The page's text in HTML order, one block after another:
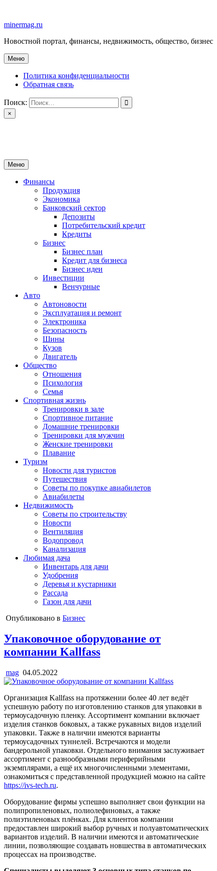
содержимому
minermag.ru
Новостной портал, финансы, недвижимость, общество, бизнес
Меню
Политика конфиденциальности
Обратная связь
Поиск:
×
Меню
Финансы
Продукция
Экономика
Банковский сектор
Депозиты
Потребительский кредит
Кредиты
Бизнес
Бизнес план
Кредит для бизнеса
Бизнес идеи
Инвестиции
Венчурные
Авто
Автоновости
Эксплуатация и ремонт
Электроника
Безопасность
Шины
Кузов
Двигатель
Общество
Отношения
Психология
Семья
Спортивная жизнь
Тренировки в зале
Спортивное питание
Домашние тренировки
Тренировки для мужчин
Женские тренировки
Плавание
Туризм
Новости для туристов
Путешествия
Советы по покупке авиабилетов
Авиабилеты
Недвижимость
Советы по строительству
Новости
Вентиляция
Водопровод
Канализация
Любимая дача
Инвентарь для дачи
Удобрения
Деревья и кустарники
Рассада
Газон для дачи
Опубликовано в Бизнес
Упаковочное оборудование от
компании Kallfass
mag 04.05.2022
Организация Kallfass на протяжении более 40 лет ведёт
успешную работу по изготовлению станков для упаковки в
термоусадочную пленку. Ассортимент компании включает
изделия станков боковых, а также рукавных видов изделий
упаковки. Также в наличии имеются варианты
термоусадочных туннелей. Встречаются и модели
бандерольной упаковки. Отдельного внимания заслуживает
ассортимент с разнообразными периферийными
экземплярами, а ещё их многочисленными элементами,
ознакомиться с представленной продукцией можно на сайте
https://ivs-tech.ru.
Оборудование фирмы успешно выполняет свои функции на
полипропиленовых, полиолефиновых, а также
полиэтиленовых плёнках. Для клиентов компании
предоставлен широкий выбор ручных и полуавтоматических
вариантов изделий. В наличии имеются и автоматические
линии, позволяющие создавать новшества в автоматических
процессах на производстве.